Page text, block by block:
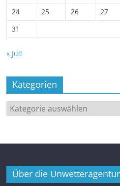
24
25 26 27
31
« Juli
Kategorien
Kategorien
Über die Unwetteragentur